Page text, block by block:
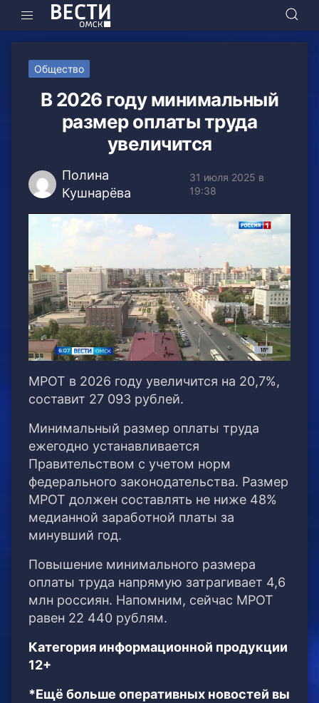
Общество
В 2026 году минимальный
размер оплаты труда
увеличится
Полина
Кушнарёва
31 июля 2025 в
19:38
МРОТ в 2026 году увеличится на 20,7%,
составит 27 093 рублей.
Минимальный размер оплаты труда
ежегодно устанавливается
Правительством с учетом норм
федерального законодательства. Размер
МРОТ должен составлять не ниже 48%
медианной заработной платы за
минувший год.
Повышение минимального размера
оплаты труда напрямую затрагивает 4,6
млн россиян. Напомним, сейчас МРОТ
равен 22 440 рублям.
Категория информационной продукции
12+
*Ещё больше оперативных новостей вы